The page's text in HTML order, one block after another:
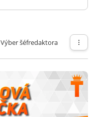
Výber šéfredaktora